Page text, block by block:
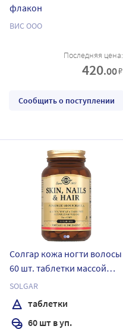
флакон
ВИС ООО
Последняя цена:
420.00₽
Сообщить о поступлении
Солгар кожа ногти волосы
60 шт. таблетки массой
1390,8 мг
SOLGAR
таблетки
60 шт в уп.